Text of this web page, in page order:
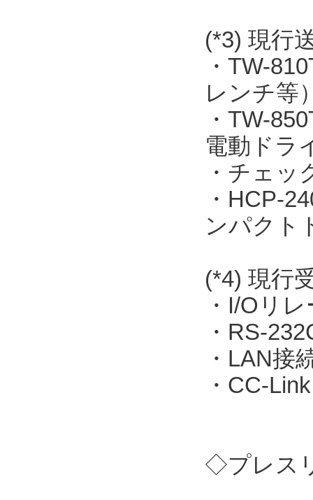
(*3) 現行
・TW-
レンチ等
・TW-
電動ドラ
・チェ
・HCP-
ンパクト
(*4) 現行
・I/Oリ
・RS-
・LAN接
・CC-
◇プレス